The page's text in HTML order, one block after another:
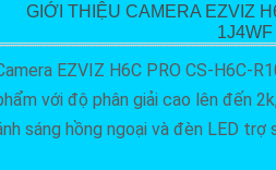
GIỚI THIỆU CAMERA EZVIZ
1J4WF
EZVIZ H6C PRO CS-H6C-
với độ phân giải cao lên đến
sáng hồng ngoại và đèn LED trợ